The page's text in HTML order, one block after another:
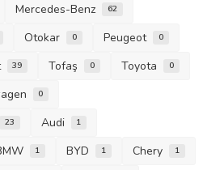
Mercedes-Benz 62
Otokar 0 Peugeot 0
39 Tofaş 0 Toyota 0
0
23 Audi 1
1 BYD 1 Chery 1